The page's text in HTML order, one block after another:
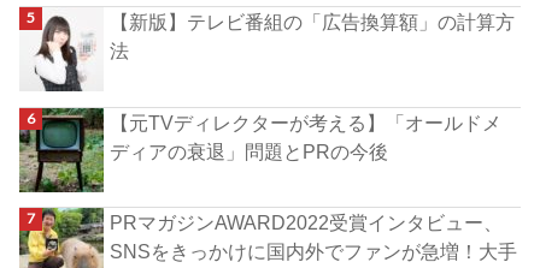
【新版】テレビ番組の「広告換算額」の計算方
法
【元TVディレクターが考える】「オールドメ
ディアの衰退」問題とPRの今後
PRマガジンAWARD2022受賞インタビュー、
SNSをきっかけに国内外でファンが急増！大手